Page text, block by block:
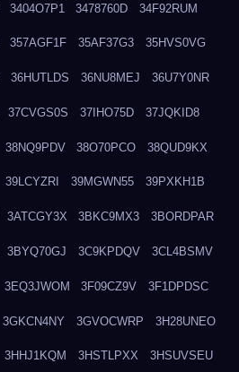
3404O7P1 3478760D 34F92RUM
357AGF1F 35AF37G3 35HVS0VG
36HUTLDS 36NU8MEJ 36U7Y0NR
37CVGS0S 37IHO75D 37JQKID8
38NQ9PDV 38O70PCO 38QUD9KX
39LCYZRI 39MGWN55 39PXKH1B
3ATCGY3X 3BKC9MX3 3BORDPAR
3BYQ70GJ 3C9KPDQV 3CL4BSMV
3EQ3JWOM 3F09CZ9V 3F1DPDSC
3GKCN4NY 3GVOCWRP 3H28UNEO
3HHJ1KQM 3HSTLPXX 3HSUVSEU